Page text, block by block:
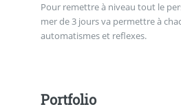
Pour remettre à niveau tout le
mer de 3 jours va permettre à
automatismes et reflexes.
Portfolio